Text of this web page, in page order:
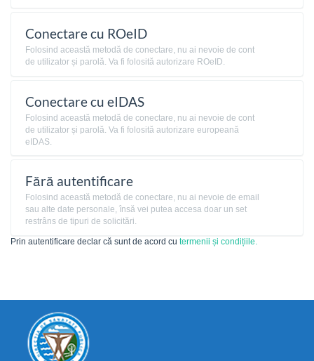
Conectare cu ROeID
Folosind această metodă de conectare, nu ai nevoie de cont
de utilizator și parolă. Va fi folosită autorizare ROeID.
Conectare cu eIDAS
Folosind această metodă de conectare, nu ai nevoie de cont
de utilizator și parolă. Va fi folosită autorizare europeană
eIDAS.
Fără autentificare
Folosind această metodă de conectare, nu ai nevoie de email
sau alte date personale, însă vei putea accesa doar un set
restrâns de tipuri de solicitări.
Prin autentificare declar că sunt de acord cu termenii și condițiile.